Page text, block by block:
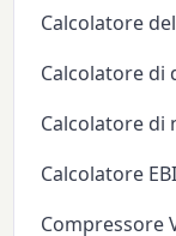
Calcolatore
Calcolatore di
Calcolatore di
Calcolatore
Compressore